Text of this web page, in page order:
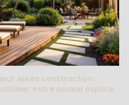
après construction :
votre nouvel espace